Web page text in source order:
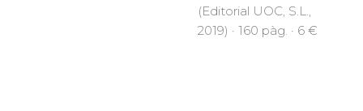
(Editorial UOC, S.L.,
2019) · 160 pàg. · 6 €